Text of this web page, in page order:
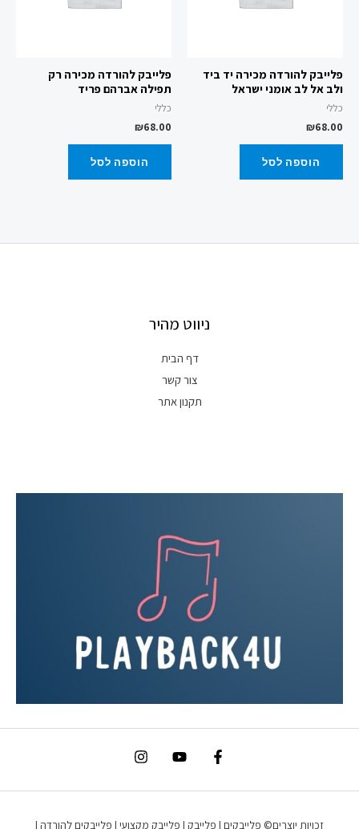
פלייבק להורדה מכירה יד ביד
ולב אל לב אומני ישראל
כללי
₪68.00
הוספה לסל
פלייבק להורדה מכירה רק
תפילה אברהם פריד
כללי
₪68.00
הוספה לסל
ניווט מהיר
דף הבית
צור קשר
תקנון אתר
זכויות יוצרים© פלייבקים | פלייבק | פלייבק מקצועי | פלייבקים להורדה |